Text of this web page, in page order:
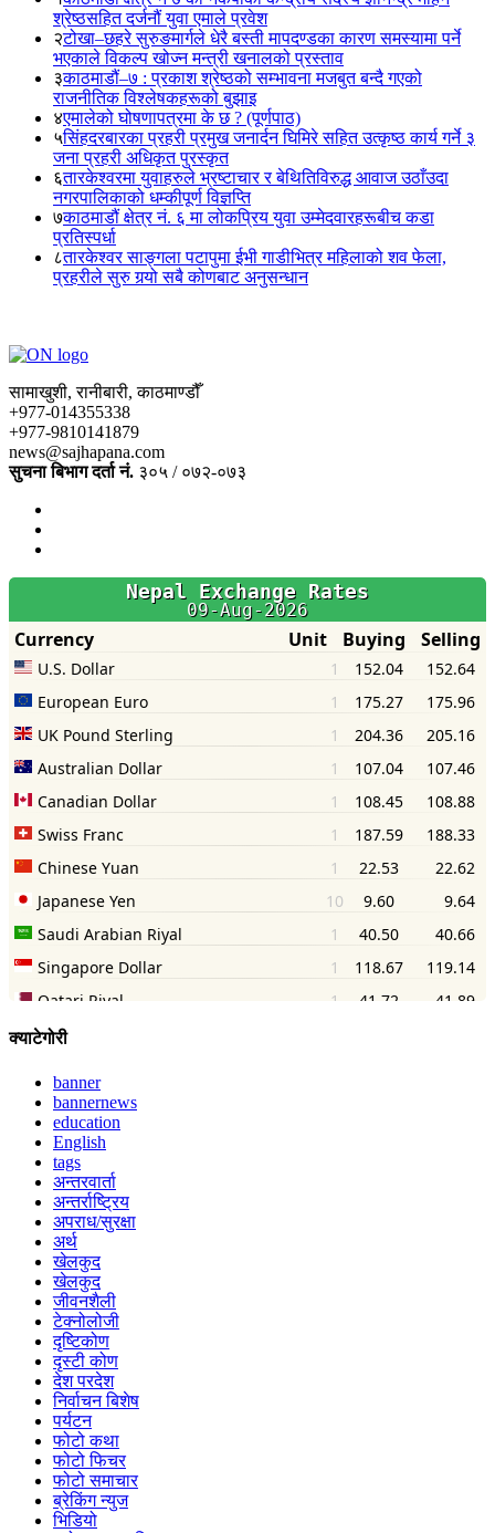
श्रेष्ठसहित दर्जनौं युवा एमाले प्रवेश
२टोखा–छहरे सुरुङमार्गले धेरै बस्ती मापदण्डका कारण समस्यामा पर्ने
भएकाले विकल्प खोज्न मन्त्री खनालको प्रस्ताव
३काठमाडौं–७ : प्रकाश श्रेष्ठको सम्भावना मजबुत बन्दै गएको
राजनीतिक विश्लेषकहरूको बुझाइ
४एमालेको घोषणापत्रमा के छ ? (पूर्णपाठ)
५सिंहदरबारका प्रहरी प्रमुख जनार्दन घिमिरे सहित उत्कृष्ठ कार्य गर्ने ३
जना प्रहरी अधिकृत पुरस्कृत
६तारकेश्वरमा युवाहरुले भ्रष्टाचार र बेथितिविरुद्ध आवाज उठाँउदा
नगरपालिकाको धम्कीपूर्ण विज्ञप्ति
७काठमाडौं क्षेत्र नं. ६ मा लोकप्रिय युवा उम्मेदवारहरूबीच कडा
प्रतिस्पर्धा
८तारकेश्वर साङ्गला पटापुमा ईभी गाडीभित्र महिलाको शव फेला,
प्रहरीले सुरु गर्‍यो सबै कोणबाट अनुसन्धान
सामाखुशी, रानीबारी, काठमाण्डौँ
+977-014355338
+977-9810141879
news@sajhapana.com
सुचना बिभाग दर्ता नं. ३०५ / ०७२-०७३
क्याटेगोरी
banner
bannernews
education
English
tags
अन्तरवार्ता
अन्तर्राष्ट्रिय
अपराध/सुरक्षा
अर्थ
खेलकुद
खेलकुद
जीवनशैली
टेक्नोलोजी
दृष्टिकोण
दृस्टी कोण
देश परदेश
निर्वाचन बिशेष
पर्यटन
फोटो कथा
फोटो फिचर
फोटो समाचार
ब्रेकिंग न्युज
भिडियो